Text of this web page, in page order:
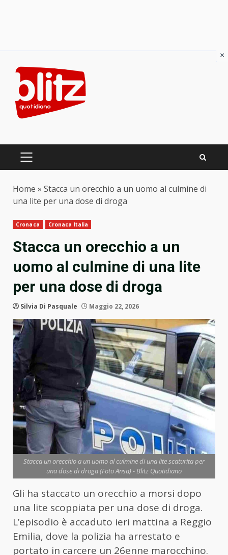
content
PRIMARY
Home » Stacca un orecchio a un uomo al culmine di
una lite per una dose di droga
Cronaca Cronaca Italia
Stacca un orecchio a un
uomo al culmine di una lite
per una dose di droga
Silvia Di Pasquale Maggio 22, 2026
Stacca un orecchio a un uomo al culmine di una lite scaturita per
una dose di droga (Foto Ansa) - Blitz Quotidiano
Gli ha staccato un orecchio a morsi dopo
una lite scoppiata per una dose di droga.
L’episodio è accaduto ieri mattina a Reggio
Emilia, dove la polizia ha arrestato e
portato in carcere un 26enne marocchino.
×